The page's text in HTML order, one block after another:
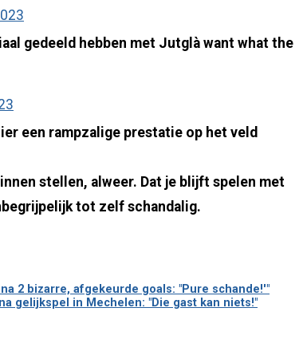
gedeeld hebben met Jutglà want what the
een rampzalige prestatie op het veld
stellen, alweer. Dat je blijft spelen met
tot zelf schandalig.
2 bizarre, afgekeurde goals: "Pure schande!'"
gelijkspel in Mechelen: "Die gast kan niets!"